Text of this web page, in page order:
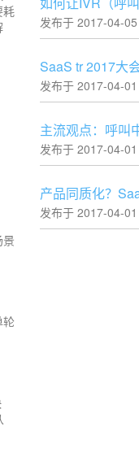
耗
发布于 2017-04-05
发布于 2017-04-01
发布于 2017-04-01
发布于 2017-04-01